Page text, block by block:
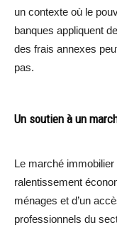
un contexte où le
banques appliquent
des frais annexes
pas.
Un soutien à un
Le marché
ralentissement
ménages et d’un
professionnels du